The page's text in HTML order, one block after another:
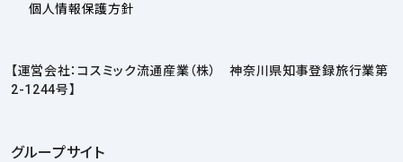
個人情報保護方針
【運営会社：コスミック流通産業（株） 神奈川県知事登録旅行業第
2-1244号】
グループサイト